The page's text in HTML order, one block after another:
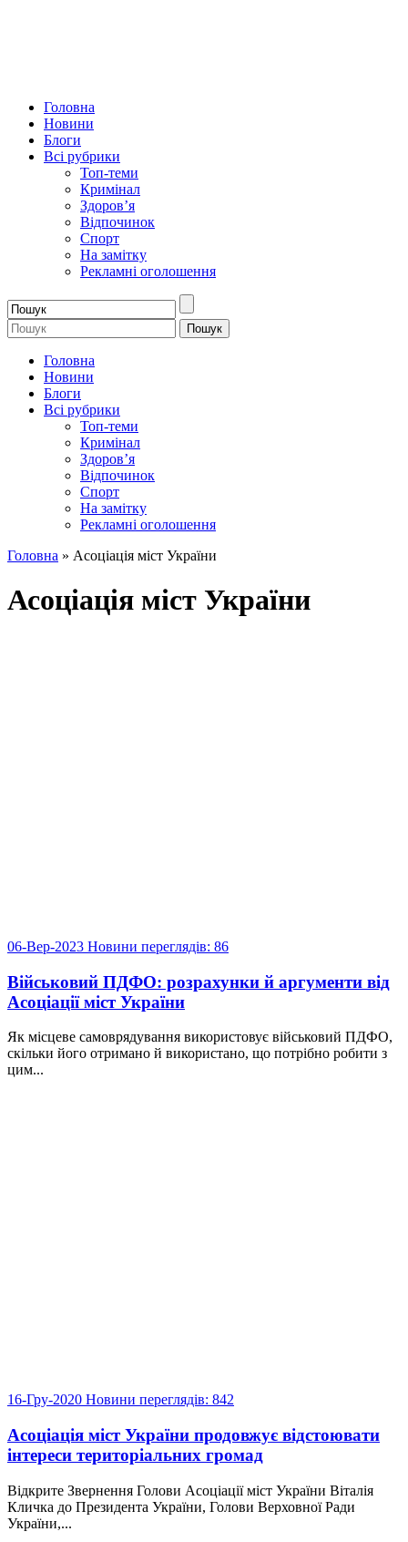
Головна
Новини
Блоги
Всі рубрики
Топ-теми
Кримінал
Здоров’я
Відпочинок
Спорт
На замітку
Рекламні оголошення
Головна
Новини
Блоги
Всі рубрики
Топ-теми
Кримінал
Здоров’я
Відпочинок
Спорт
На замітку
Рекламні оголошення
Головна » Асоціація міст України
Асоціація міст України
06-Вер-2023 Новини переглядів: 86
Військовий ПДФО: розрахунки й аргументи від
Асоціації міст України
Як місцеве самоврядування використовує військовий ПДФО,
скільки його отримано й використано, що потрібно робити з
цим...
16-Гру-2020 Новини переглядів: 842
Асоціація міст України продовжує відстоювати
інтереси територіальних громад
Відкрите Звернення Голови Асоціації міст України Віталія
Кличка до Президента України, Голови Верховної Ради
України,...